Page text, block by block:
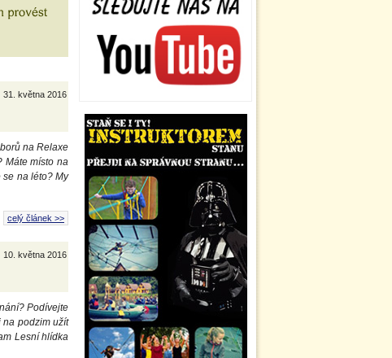
31. května 2016
na Relaxe
Máte místo na
se na léto? My
celý článek >>
10. května 2016
Podívejte
na podzim užít
Lesní hlídka